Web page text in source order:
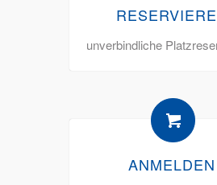
unverbindliche
ANMELDEN